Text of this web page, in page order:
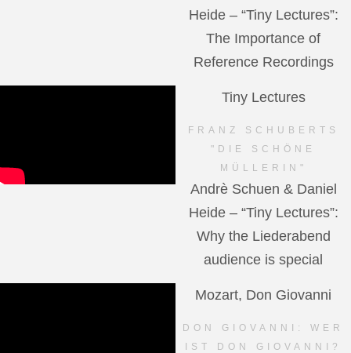
Heide – “Tiny Lectures”:
The Importance of
Reference Recordings
Tiny Lectures
FRANZ SCHUBERTS
"DIE SCHÖNE
MÜLLERIN"
Andrè Schuen & Daniel
Heide – “Tiny Lectures”:
Why the Liederabend
audience is special
Mozart, Don Giovanni
DON GIOVANNI: WER
IST DON GIOVANNI?